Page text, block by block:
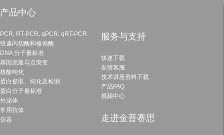
产品中心
PCR, RT-PCR, qPCR, qRT-PCR
快速内切酶和修饰酶
DNA 分子量标准
基因克隆与点突变
核酸纯化
蛋白提取、纯化及检测
蛋白分子量标准
外泌体
常用抗体
仪器
服务与支持
快速下载
友情客服
技术讲座资料下载
产品FAQ
视频中心
走进金普赛思